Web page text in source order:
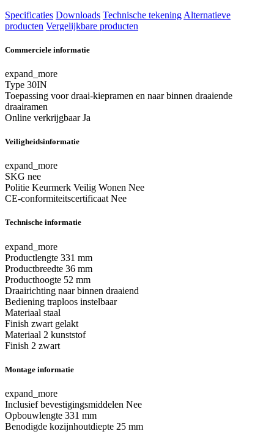
Specificaties Downloads Technische tekening Alternatieve
producten Vergelijkbare producten
Commerciele informatie
expand_more
Type 30IN
Toepassing voor draai-kiepramen en naar binnen draaiende
draairamen
Online verkrijgbaarJa
Veiligheidsinformatie
expand_more
SKG nee
Politie Keurmerk Veilig Wonen Nee
CE-conformiteitscertificaat Nee
Technische informatie
expand_more
Productlengte 331 mm
Productbreedte 36 mm
Producthoogte 52 mm
Draairichting naar binnen draaiend
Bediening traploos instelbaar
Materiaal staal
Finish zwart gelakt
Materiaal 2 kunststof
Finish 2 zwart
Montage informatie
expand_more
Inclusief bevestigingsmiddelen Nee
Opbouwlengte 331 mm
Benodigde kozijnhoutdiepte 25 mm